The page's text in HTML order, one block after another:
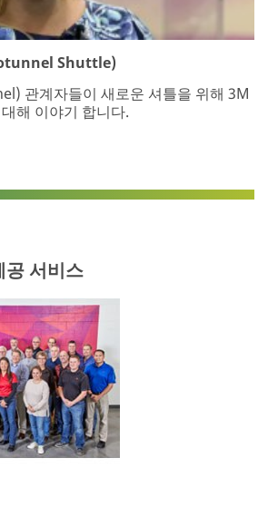
Shuttle)
관계자들이 새로운 셔틀을 위해 3M
해 이야기 합니다.
서비스